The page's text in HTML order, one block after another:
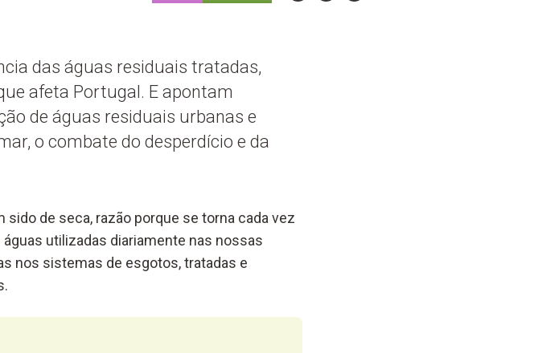
das águas residuais tratadas,
afeta Portugal. E apontam
de águas residuais urbanas e
o combate do desperdício e da
de seca, razão porque se torna cada vez
utilizadas diariamente nas nossas
nos sistemas de esgotos, tratadas e